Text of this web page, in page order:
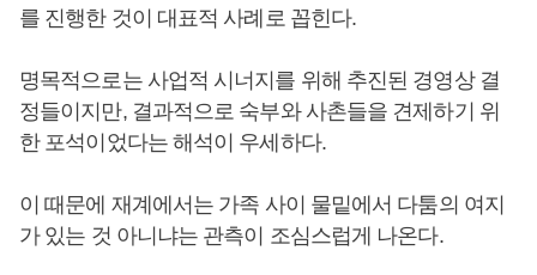
를 진행한 것이 대표적 사례로 꼽힌다.
명목적으로는 사업적 시너지를 위해 추진된 경영상 결
정들이지만, 결과적으로 숙부와 사촌들을 견제하기 위
한 포석이었다는 해석이 우세하다.
이 때문에 재계에서는 가족 사이 물밑에서 다툼의 여지
가 있는 것 아니냐는 관측이 조심스럽게 나온다.